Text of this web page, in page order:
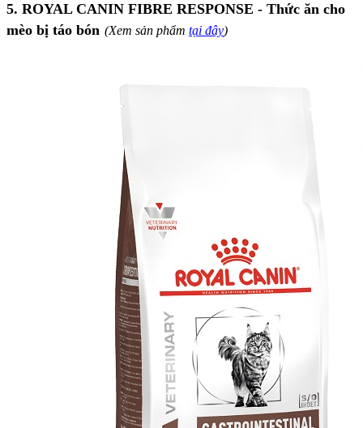
5. ROYAL CANIN FIBRE RESPONSE - Thức ăn cho
mèo bị táo bón (Xem sản phẩm tại đây)